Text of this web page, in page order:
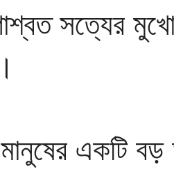
সত্যের
মানুষের একটি